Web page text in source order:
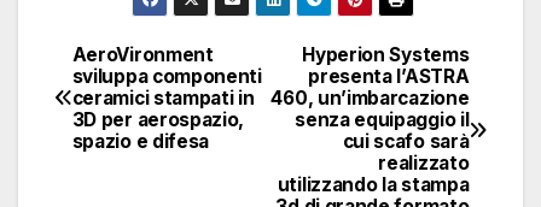
Navigazione
articoli
Hyperion Systems
presenta l’ASTRA
460, un’imbarcazione
senza equipaggio il
cui scafo sarà
realizzato
utilizzando la stampa
AeroVironment
sviluppa componenti
ceramici stampati in
3D per aerospazio,
spazio e difesa